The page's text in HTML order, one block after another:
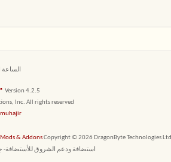
الساعة
Version 4.2.5
Inc. All rights reserved.
& AddonsCopyright © 2026 DragonByte Technologies Ltd.
استضافة ودعم الشروق للأستضافة-